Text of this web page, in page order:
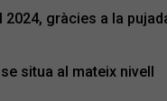
gràcies a la
situa al mateix nivell